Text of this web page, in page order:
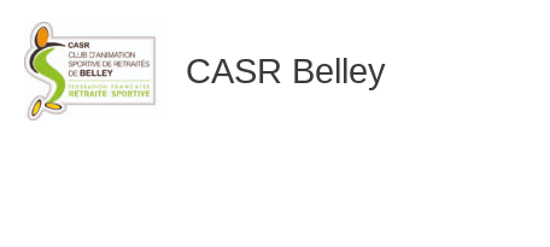
Aller
contenu
CASR Belley